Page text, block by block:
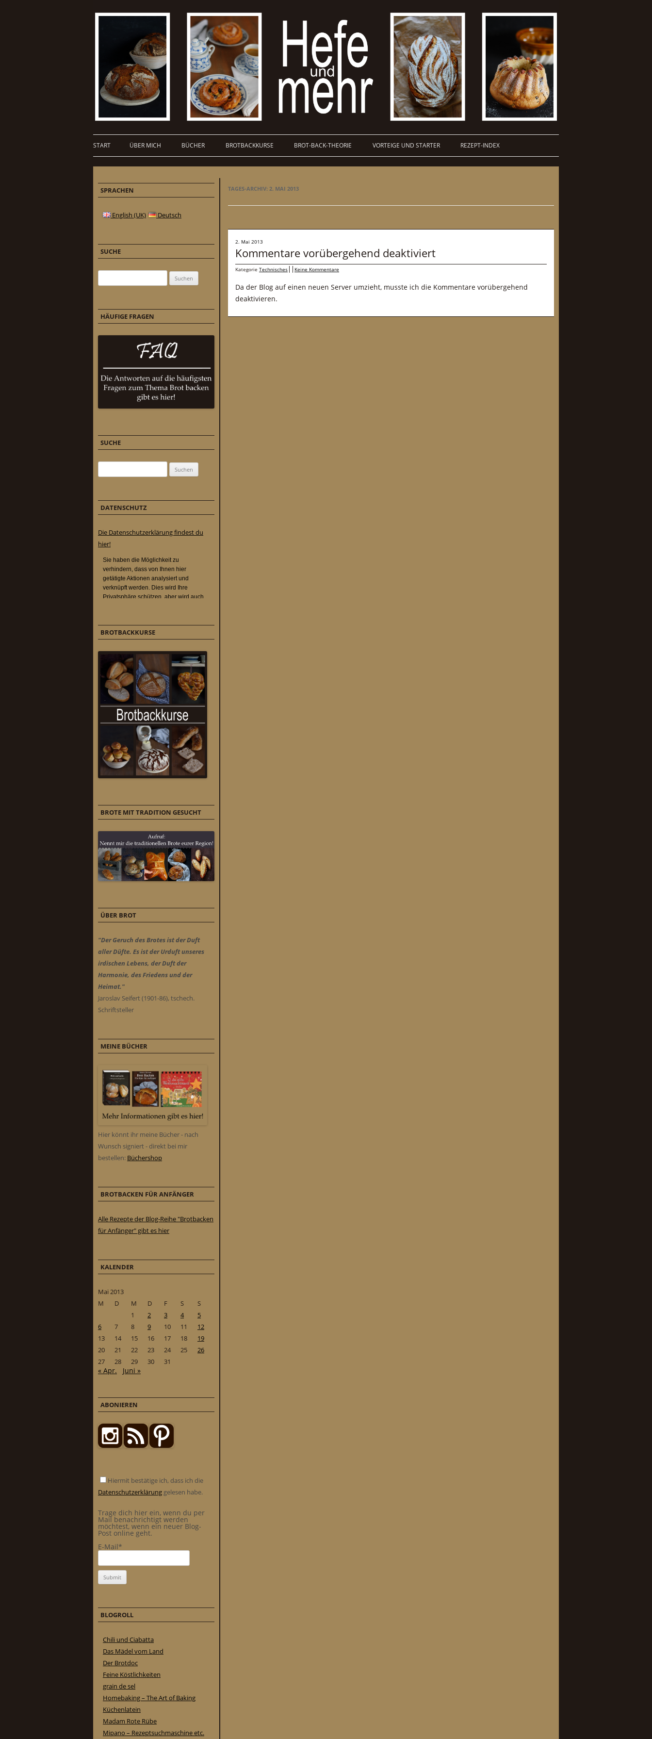
START ÜBER MICH BÜCHER BROTBACKKURSE BROT-BACK-THEORIE VORTEIGE UND STARTER REZEPT-INDEX
TAGES-ARCHIV: 2. MAI 2013
2. Mai 2013
Kommentare vorübergehend deaktiviert
Kategorie Technisches Keine Kommentare
Da der Blog auf einen neuen Server umzieht, musste ich die Kommentare vorübergehend
deaktivieren.
SPRACHEN
English (UK) Deutsch
SUCHE
HÄUFIGE FRAGEN
SUCHE
DATENSCHUTZ
Die Datenschutzerklärung findest du
hier!
BROTBACKKURSE
BROTE MIT TRADITION GESUCHT
ÜBER BROT
"Der Geruch des Brotes ist der Duft
aller Düfte. Es ist der Urduft unseres
irdischen Lebens, der Duft der
Harmonie, des Friedens und der
Heimat."
Jaroslav Seifert (1901-86), tschech.
Schriftsteller
MEINE BÜCHER
Hier könnt ihr meine Bücher - nach
Wunsch signiert - direkt bei mir
bestellen: Büchershop
BROTBACKEN FÜR ANFÄNGER
Alle Rezepte der Blog-Reihe "Brotbacken
für Anfänger" gibt es hier
KALENDER
Mai 2013
M
D M D F S
S
1
2 3 4
5
6
7 8 9 10 11
12
13
14 15 16 17 18
19
20
21 22 23 24 25
26
27
28 29 30 31
« Apr. Juni »
ABONIEREN
Hiermit bestätige ich, dass ich die
Datenschutzerklärung gelesen habe.
Trage dich hier ein, wenn du per
Mail benachrichtigt werden
möchtest, wenn ein neuer Blog-
Post online geht.
E-Mail*
BLOGROLL
Chili und Ciabatta
Das Mädel vom Land
Der Brotdoc
Feine Köstlichkeiten
grain de sel
Homebaking – The Art of Baking
Küchenlatein
Madam Rote Rübe
Mipano – Rezeptsuchmaschine etc.